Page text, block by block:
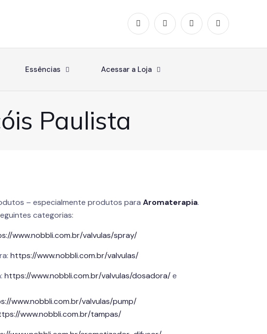
Essências Acessar a Loja
Paulista
– especialmente produtos paraAromaterapia.
categorias:
www.nobbli.com.br/valvulas/spray/
https://www.nobbli.com.br/valvulas/
https://www.nobbli.com.br/valvulas/dosadora/e
www.nobbli.com.br/valvulas/pump/
www.nobbli.com.br/tampas/